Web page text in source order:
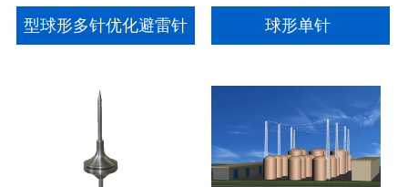
型球形多针优化避雷针 球形单针